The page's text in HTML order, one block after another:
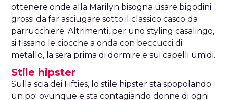
ottenere onde alla Marilyn bisogna usare bigodini
grossi da far asciugare sotto il classico casco da
parrucchiere. Altrimenti, per uno styling casalingo,
si fissano le ciocche a onda con beccucci di
metallo, la sera prima di dormire e sui capelli umidi.
Stile hipster
Sulla scia dei Fifties, lo stile hipster sta spopolando
un po' ovunque e sta contagiando donne di ogni